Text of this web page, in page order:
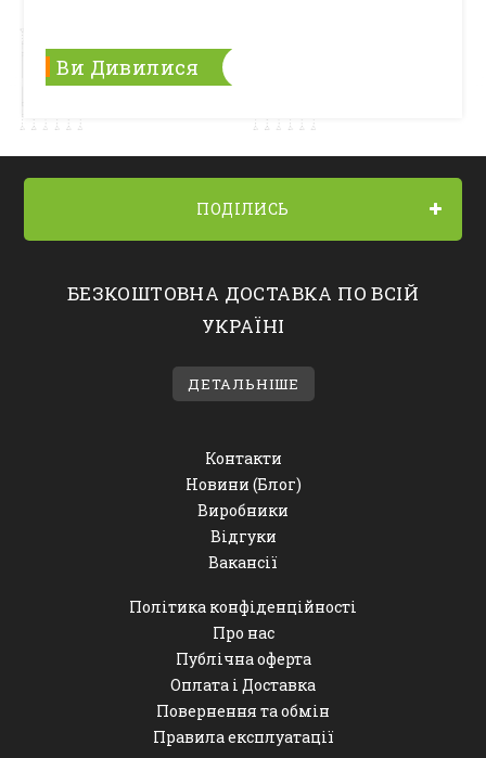
Ви Дивилися
ПОДІЛИСЬ
БЕЗКОШТОВНА ДОСТАВКА ПО ВСІЙ
УКРАЇНІ
ДЕТАЛЬНІШЕ
Контакти
Новини (Блог)
Виробники
Відгуки
Вакансії
Політика конфіденційності
Про нас
Публічна оферта
Оплата і Доставка
Повернення та обмін
Правила експлуатації